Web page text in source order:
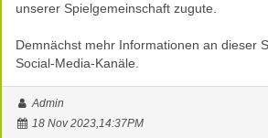
unserer Spielgemeinschaft zugute.
Demnächst mehr Informationen an dieser
Social-Media-Kanäle.
Admin
18 Nov 2023,14:37PM